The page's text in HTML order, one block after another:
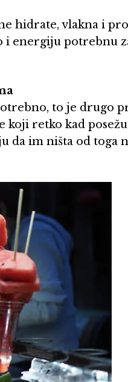
hidrate, vlakna i
energiju potrebnu
to je drugo
retko kad
da im ništa od toga